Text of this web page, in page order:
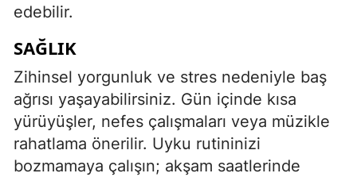
edebilir.
SAĞLIK
Zihinsel yorgunluk ve stres nedeniyle baş
ağrısı yaşayabilirsiniz. Gün içinde kısa
yürüyüşler, nefes çalışmaları veya müzikle
rahatlama önerilir. Uyku rutininizi
bozmamaya çalışın; akşam saatlerinde